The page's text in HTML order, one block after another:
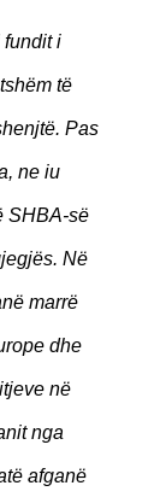
fundit i
të
Pas
ne iu
SHBA-së
Në
marrë
dhe
në
nga
afganë